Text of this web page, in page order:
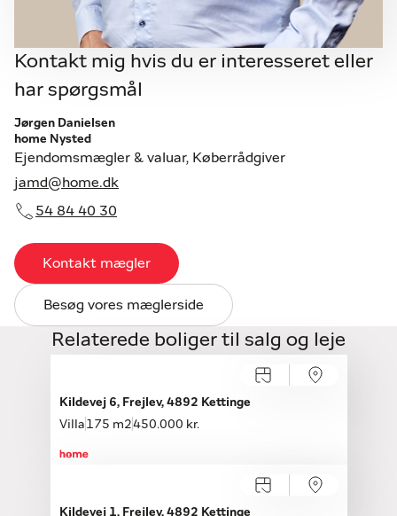
Kontakt mig hvis du er interesseret eller
har spørgsmål
Jørgen Danielsen
home Nysted
Ejendomsmægler & valuar, Køberrådgiver
jamd@home.dk
54 84 40 30
Kontakt mægler
Besøg vores mæglerside
Relaterede boliger til salg og leje
Kildevej 6, Frejlev, 4892 Kettinge
Villa 175 m2450.000 kr.
Kildevej 1, Frejlev, 4892 Kettinge